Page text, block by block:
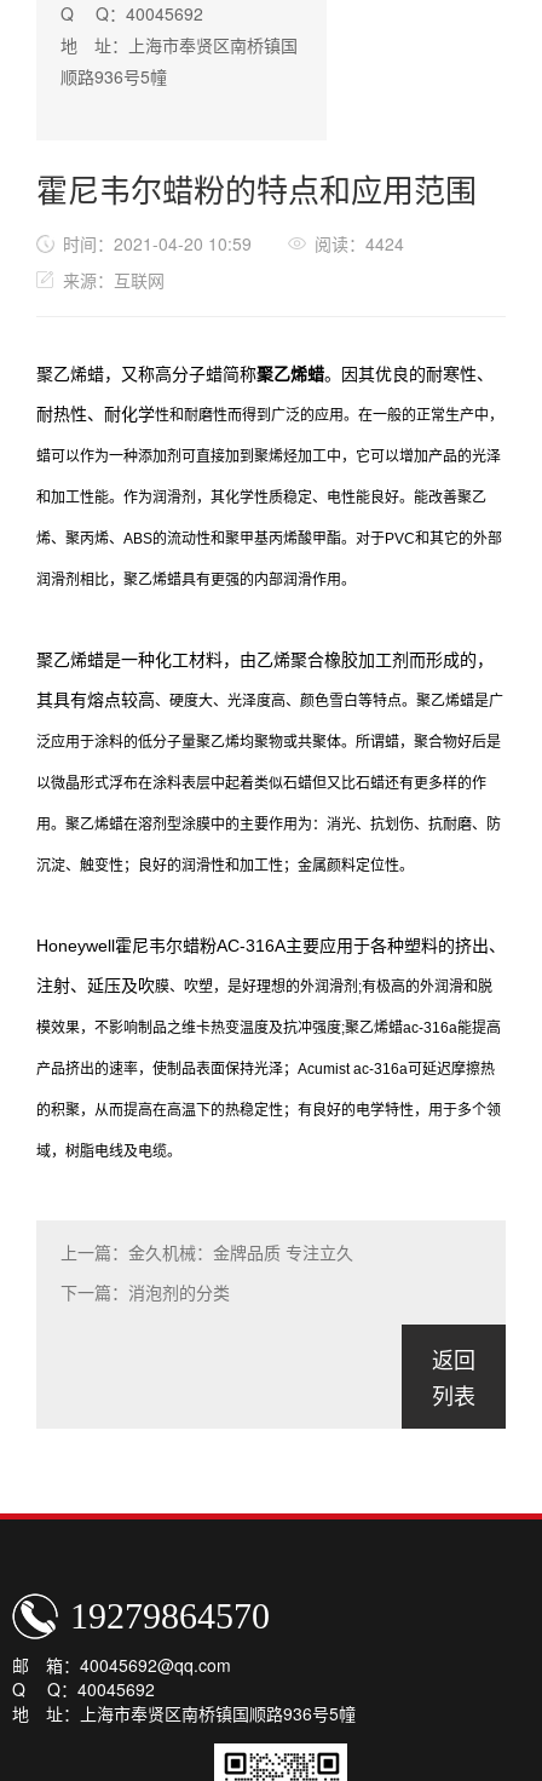
Q Q：40045692
地 址：上海市奉贤区南桥镇国
顺路936号5幢
霍尼韦尔蜡粉的特点和应用范围
时间：2021-04-20 10:59
阅读：4424
来源：互联网
聚乙烯蜡，又称高分子蜡简称聚乙烯蜡。因其优良的耐寒性、
耐热性、耐化学性和耐磨性而得到广泛的应用。在一般的正常生产中，
蜡可以作为一种添加剂 可直接加到聚烯烃加工中，它可以增加产品的光泽
和加工性能。作为润滑剂， 其化学性质稳定、电性能良好。能改善聚乙
烯、聚丙烯、ABS的流动性和聚甲基丙烯酸甲酯。对于PVC和其它的外部
润滑剂相比，聚乙烯蜡具有更强的内部润滑作用。
聚乙烯蜡是一种化工材料，由乙烯聚合橡胶加工剂而形成的，
其具有熔点较高、硬度大、光泽度高、颜色雪白等特点。聚乙烯蜡是广
泛应用于涂料的低分子量聚乙烯均聚物或共聚体。所谓蜡，聚合物好后是
以微晶形式浮布在涂料表层中起着类似石蜡但又比石蜡还有更多样的作
用。聚乙烯蜡在溶剂型涂膜中的主要作用为：消光、抗划伤、抗耐磨、防
沉淀、触变性；良好的润滑性和加工性 ；金属颜料定位性。
Honeywell霍尼韦尔蜡粉AC-316A主要应用于各种塑料的挤出、
注射、延压及吹膜、吹塑，是好理想的外润滑剂;有极高的外润滑和脱
模效果，不影响制品之维卡热变温度及抗冲强度;聚乙烯蜡ac-316a能提高
产品挤出的速率，使制品表面保持光泽；Acumist ac-316a可延迟摩擦热
的积聚，从而提高在高温下的热稳定性；有良好的电学特性，用于多个领
域，树脂电线及电缆。
上一篇：金久机械：金牌品质 专注立久
下一篇：消泡剂的分类
返回
列表
19279864570
邮 箱：40045692@qq.com
Q Q：40045692
地 址：上海市奉贤区南桥镇国顺路936号5幢